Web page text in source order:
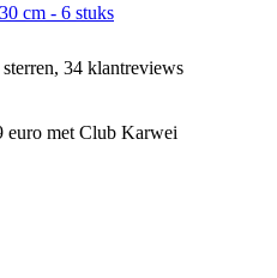
cm - 6 stuks
34 klantreviews
euro met Club Karwei